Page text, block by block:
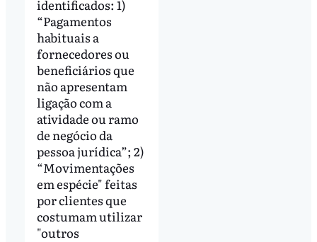
identificados: 1)
“Pagamentos
habituais a
fornecedores ou
beneficiários que
não apresentam
ligação com a
atividade ou ramo
de negócio da
pessoa jurídica”; 2)
“Movimentações
em espécie" feitas
por clientes que
costumam utilizar
"outros